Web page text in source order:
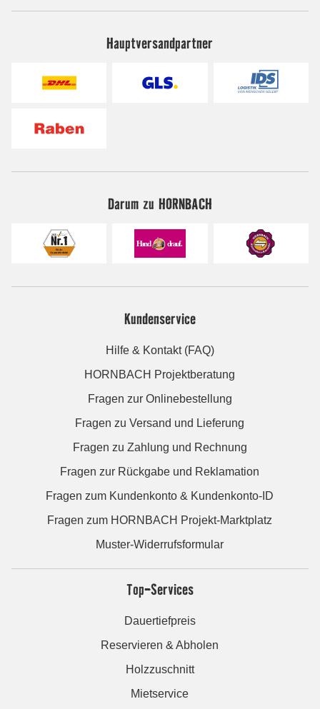
Hauptversandpartner
Darum zu HORNBACH
Kundenservice
Hilfe & Kontakt (FAQ)
HORNBACH Projektberatung
Fragen zur Onlinebestellung
Fragen zu Versand und Lieferung
Fragen zu Zahlung und Rechnung
Fragen zur Rückgabe und Reklamation
Fragen zum Kundenkonto & Kundenkonto-ID
Fragen zum HORNBACH Projekt-Marktplatz
Muster-Widerrufsformular
Top-Services
Dauertiefpreis
Reservieren & Abholen
Holzzuschnitt
Mietservice